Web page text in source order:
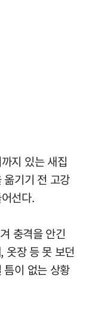
지 있는 새집
옮기기 전 고강
선다.
충격을 안긴
옷장 등 못 보던
틈이 없는 상황